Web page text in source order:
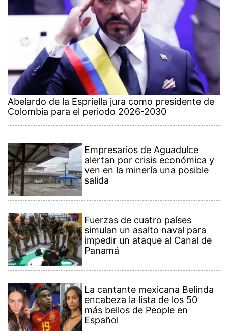
Abelardo de la Espriella jura como presidente de
Colombia para el periodo 2026-2030
Empresarios de Aguadulce
alertan por crisis económica y
ven en la minería una posible
salida
Fuerzas de cuatro países
simulan un asalto naval para
impedir un ataque al Canal de
Panamá
La cantante mexicana Belinda
encabeza la lista de los 50
más bellos de People en
Español